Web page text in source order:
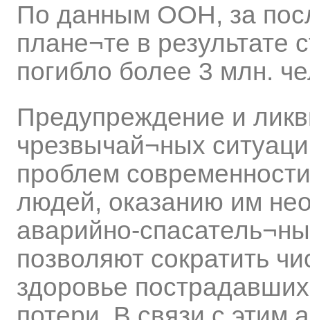
По данным ООН, за
плане¬те в результате
погибло более 3 млн.
Предупреждение и
чрезвычай¬ных
проблем
людей, оказанию им
аварийно-
позволяют сократить
здоровье